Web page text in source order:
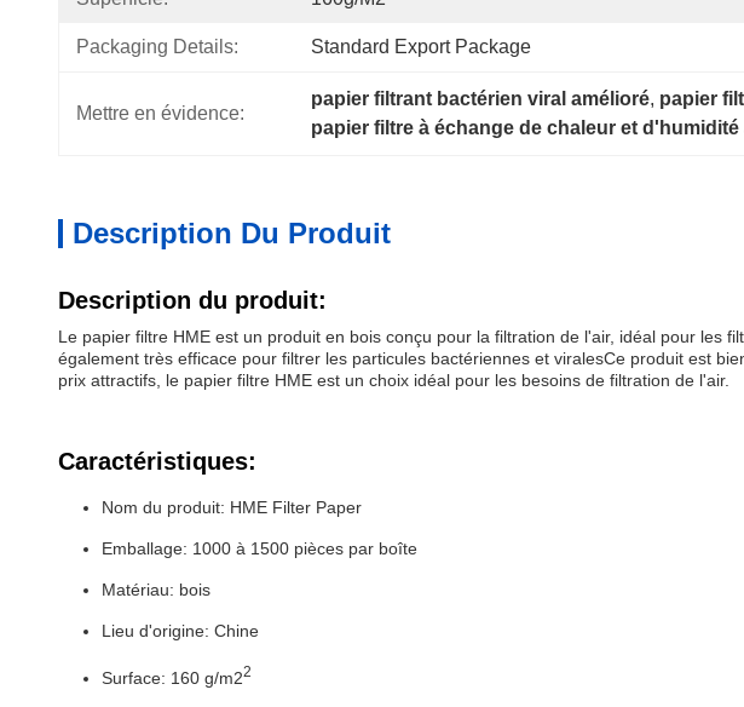
Packaging Details: Standard Export Package
Mettre en évidence:
papier filtrant bactérien viral amélioré, papier
papier filtre à échange de chaleur et d'humidité
Description Du Produit
Description du produit:
Le papier filtre HME est un produit en bois conçu pour la filtration de l'air, idéal pour les
également très efficace pour filtrer les particules bactériennes et viralesCe produit est
prix attractifs, le papier filtre HME est un choix idéal pour les besoins de filtration de l'air.
Caractéristiques:
Nom du produit: HME Filter Paper
Emballage: 1000 à 1500 pièces par boîte
Matériau: bois
Lieu d'origine: Chine
Surface: 160 g/m22